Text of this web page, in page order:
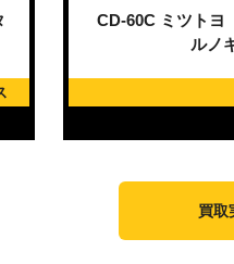
CD-60C ミツトヨ
ルノ
買取